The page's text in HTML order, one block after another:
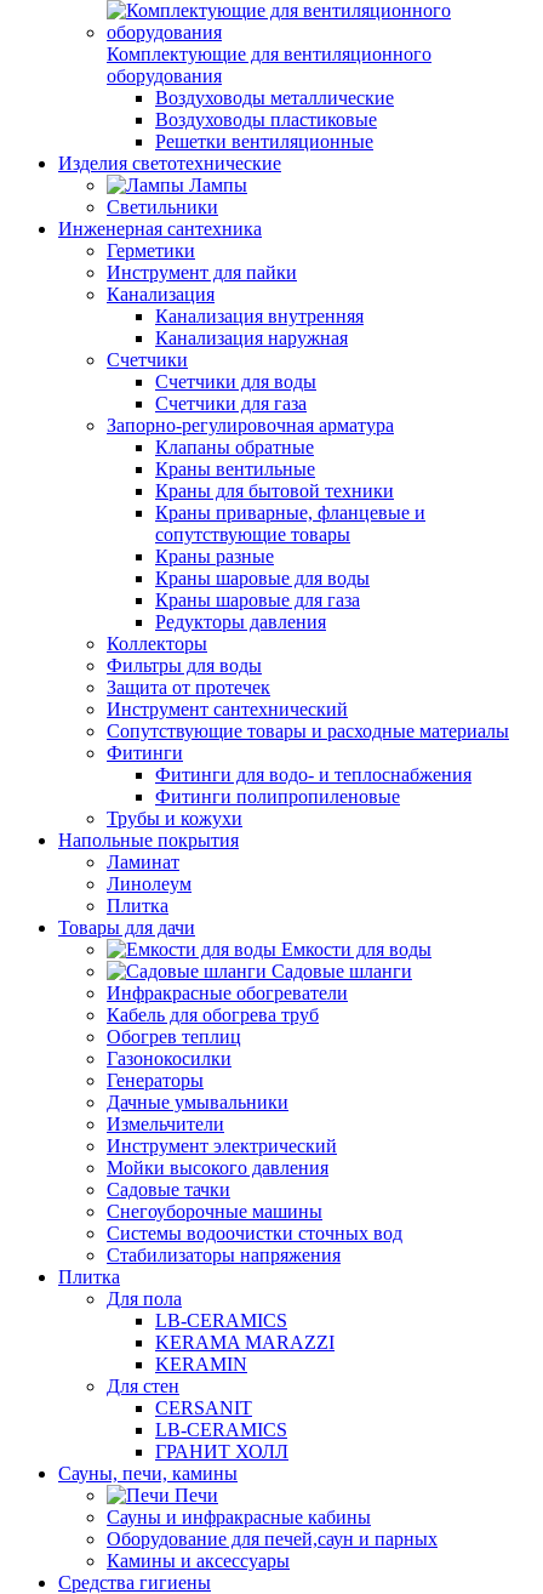
Комплектующие для вентиляционного
оборудования
Воздуховоды металлические
Воздуховоды пластиковые
Решетки вентиляционные
Изделия светотехнические
Лампы
Светильники
Инженерная сантехника
Герметики
Инструмент для пайки
Канализация
Канализация внутренняя
Канализация наружная
Счетчики
Счетчики для воды
Счетчики для газа
Запорно-регулировочная арматура
Клапаны обратные
Краны вентильные
Краны для бытовой техники
Краны приварные, фланцевые и
сопутствующие товары
Краны разные
Краны шаровые для воды
Краны шаровые для газа
Редукторы давления
Коллекторы
Фильтры для воды
Защита от протечек
Инструмент сантехнический
Сопутствующие товары и расходные материалы
Фитинги
Фитинги для водо- и теплоснабжения
Фитинги полипропиленовые
Трубы и кожухи
Напольные покрытия
Ламинат
Линолеум
Плитка
Товары для дачи
Емкости для воды
Садовые шланги
Инфракрасные обогреватели
Кабель для обогрева труб
Обогрев теплиц
Газонокосилки
Генераторы
Дачные умывальники
Измельчители
Инструмент электрический
Мойки высокого давления
Садовые тачки
Снегоуборочные машины
Системы водоочистки сточных вод
Стабилизаторы напряжения
Плитка
Для пола
LB-CERAMICS
KERAMA MARAZZI
KERAMIN
Для стен
CERSANIT
LB-CERAMICS
ГРАНИТ ХОЛЛ
Сауны, печи, камины
Печи
Сауны и инфракрасные кабины
Оборудование для печей,саун и парных
Камины и аксессуары
Средства гигиены